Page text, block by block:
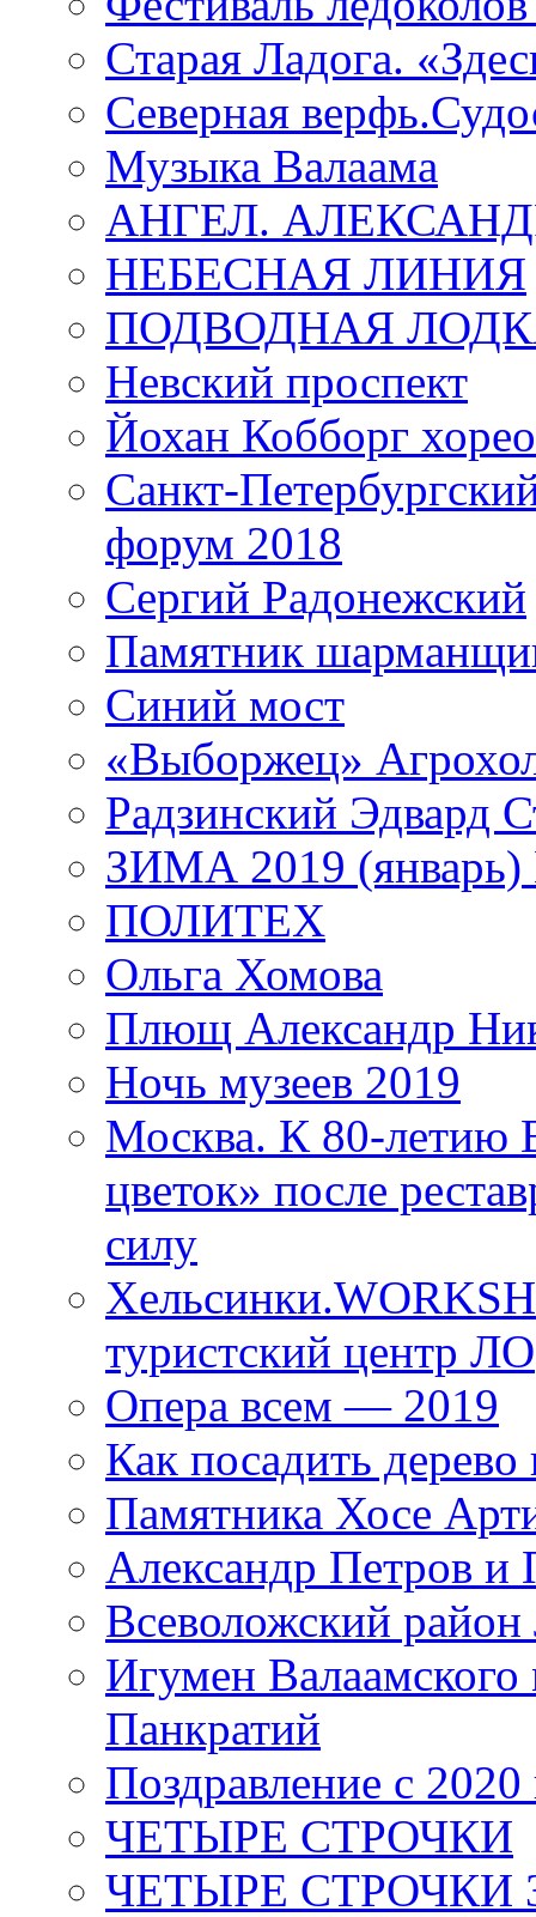
Старая Ладога.
Северная
Музыка Валаама
АНГЕЛ.
НЕБЕСНАЯ ЛИНИЯ
ПОДВОДНАЯ
Невский проспект
Йохан Кобборг
Санкт-
форум 2018
Сергий Радонежский
Памятник
Синий мост
«Выборжец»
Радзинский Эдвард
ЗИМА 2019 (январь)
ПОЛИТЕХ
Ольга Хомова
Плющ Александр
Ночь музеев 2019
Москва. К 80-
цветок» после
силу
туристский центр ЛО
Опера всем — 2019
Как посадить дерево
Памятника Хосе
Александр Петров и
Всеволожский район
Игумен
Панкратий
Поздравление с 2020
ЧЕТЫРЕ СТРОЧКИ
ЧЕТЫРЕ СТРОЧКИ 3